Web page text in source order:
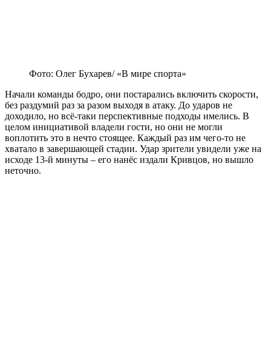
Фото: Олег Бухарев/ «В мире спорта»
Начали команды бодро, они постарались включить скорости,
без раздумий раз за разом выходя в атаку. До ударов не
доходило, но всё-таки перспективные подходы имелись. В
целом инициативой владели гости, но они не могли
воплотить это в нечто стоящее. Каждый раз им чего-то не
хватало в завершающей стадии. Удар зрители увидели уже на
исходе 13-й минуты – его нанёс издали Кривцов, но вышло
неточно.